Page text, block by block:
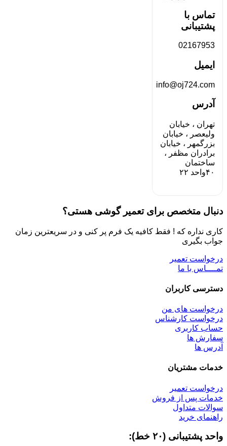
تماس با
پشتیبانی
02167953
ایمیل
info@oj724.com
آدرس
تهران ، خیابان
ولیعصر ، خیابان
بزرگمهر ، خیابان
برادران مظفر ،
ساختمان
۴۰واحد ۲۲
دنبال متخصص برای تعمیر گوشی هستی؟
کاری نداره که ! فقط کافیه یک فرم پر کنی و در سریعترین زمان
جواب بگیری
درخواست تعمیر
تمــــاس با ما
دسترسی کاربران
درخواست های من
درخواست کارشناس
حساب کاربری
سفارش ها
آدرس ها
خدمات مشتریان
درخواست تعمیر
خدمات پس از فروش
سوالات متداول
راهنمای خرید
واحد پشتیبانی (۲۰ خط):